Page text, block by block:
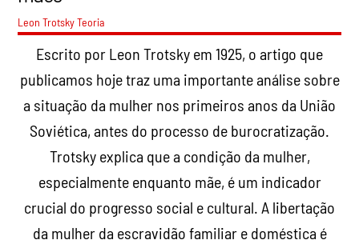
Leon Trotsky Teoria
Escrito por Leon Trotsky em 1925, o artigo que
publicamos hoje traz uma importante análise sobre
a situação da mulher nos primeiros anos da União
Soviética, antes do processo de burocratização.
Trotsky explica que a condição da mulher,
especialmente enquanto mãe, é um indicador
crucial do progresso social e cultural. A libertação
da mulher da escravidão familiar e doméstica é